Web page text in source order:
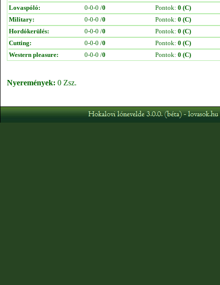
Lovaspóló:
0-0-0 /0 Pontok: 0 (C)
Military:
0-0-0 /0 Pontok: 0 (C)
Hordókerülés:
0-0-0 /0 Pontok: 0 (C)
Cutting:
0-0-0 /0 Pontok: 0 (C)
Western pleasure:
0-0-0 /0 Pontok: 0 (C)
Nyeremények: 0 Zsz.